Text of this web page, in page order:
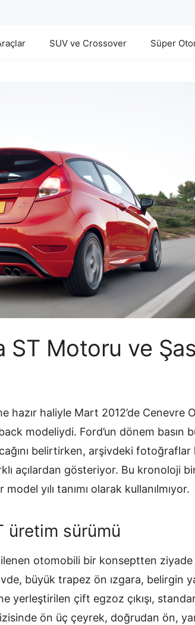
SUV ve Crossover Süper
ST Motoru ve
hazır haliyle Mart 2012’de Cenevre
modeliydi. Ford’un dönem basın
belirtirken, arşivdeki fotoğraflar
açılardan gösteriyor. Bu kronoloji
yılı tanımı olarak kullanılmıyor.
üretim sürümü
otomobili bir konseptten
büyük trapez ön ızgara,
yerleştirilen çift egzoz çıkışı,
ön üç çeyrek, doğrudan ön,